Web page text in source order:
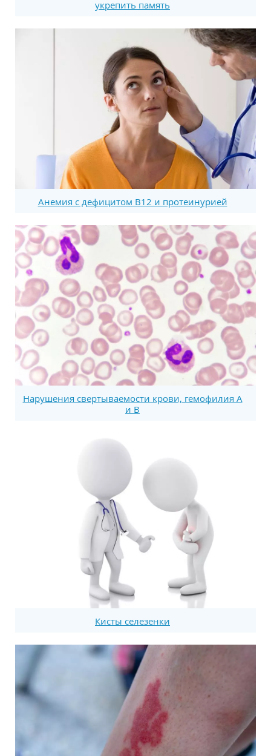
укрепить память
Анемия с дефицитом В12 и протеинурией
Нарушения свертываемости крови, гемофилия А
и В
Кисты селезенки